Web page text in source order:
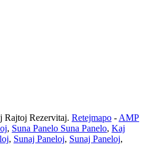
Rezervitaj. Retejmapo - AMP
, Suna Panelo Suna Panelo, Kaj
, Sunaj Paneloj, Sunaj Paneloj,